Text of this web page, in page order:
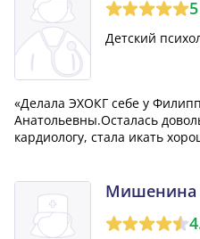
5
Детский
«Делала ЭХОКГ себе у
Анатольевны.Осталась
кардиологу, стала икать
осталась полностьюМишенина